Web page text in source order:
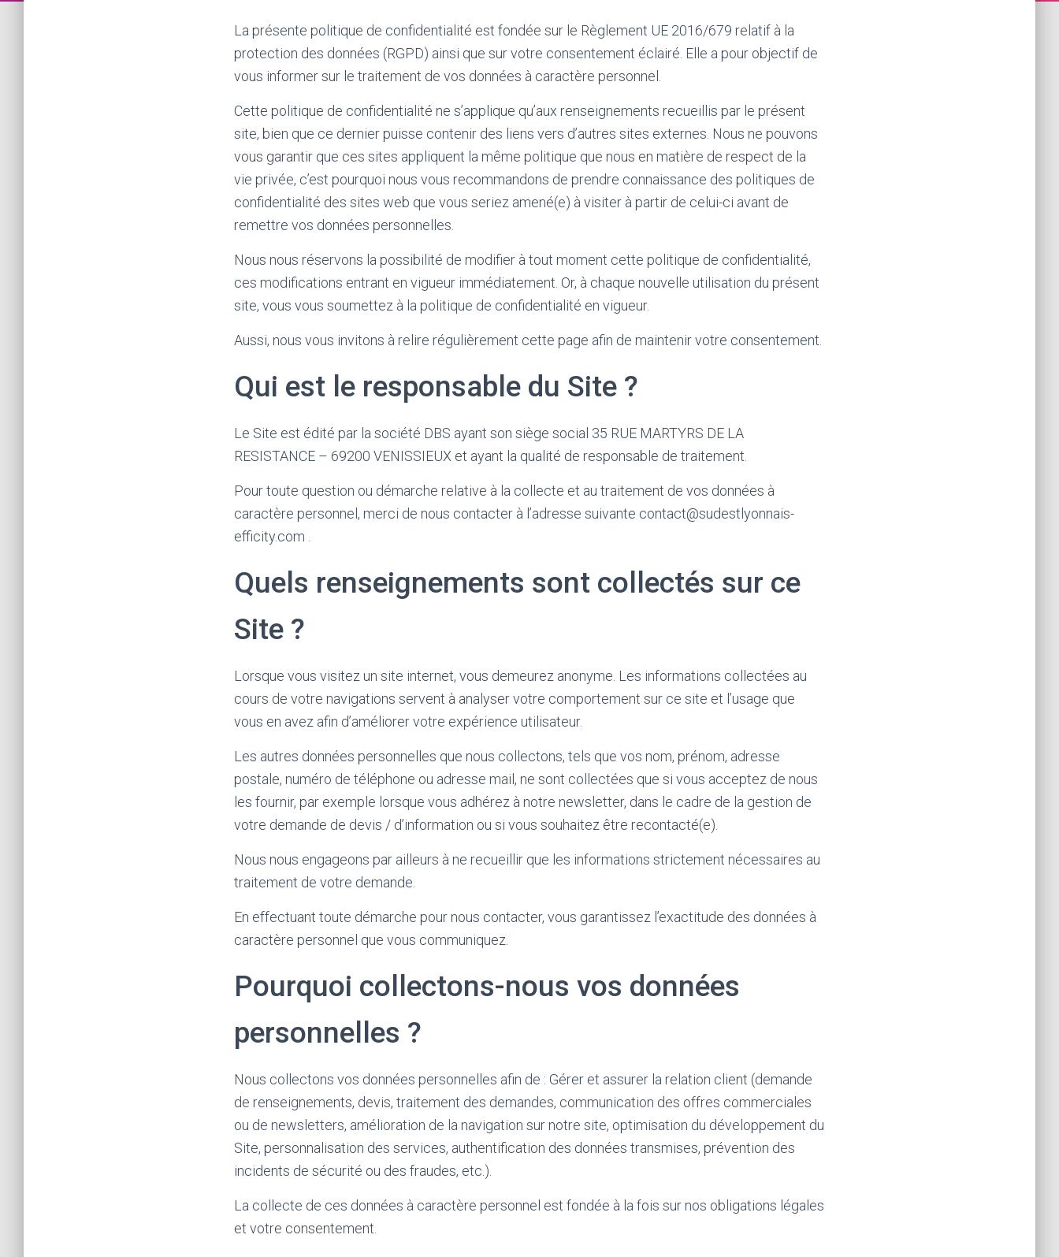
La présente politique de confidentialité est fondée sur le Règlement UE 2016/679 relatif à la
protection des données (RGPD) ainsi que sur votre consentement éclairé. Elle a pour objectif de
vous informer sur le traitement de vos données à caractère personnel.
Cette politique de confidentialité ne s’applique qu’aux renseignements recueillis par le présent
site, bien que ce dernier puisse contenir des liens vers d’autres sites externes. Nous ne pouvons
vous garantir que ces sites appliquent la même politique que nous en matière de respect de la
vie privée, c’est pourquoi nous vous recommandons de prendre connaissance des politiques de
confidentialité des sites web que vous seriez amené(e) à visiter à partir de celui-ci avant de
remettre vos données personnelles.
Nous nous réservons la possibilité de modifier à tout moment cette politique de confidentialité,
ces modifications entrant en vigueur immédiatement. Or, à chaque nouvelle utilisation du présent
site, vous vous soumettez à la politique de confidentialité en vigueur.
Aussi, nous vous invitons à relire régulièrement cette page afin de maintenir votre consentement.
Qui est le responsable du Site ?
Le Site est édité par la société DBS ayant son siège social 35 RUE MARTYRS DE LA
RESISTANCE – 69200 VENISSIEUX et ayant la qualité de responsable de traitement.
Pour toute question ou démarche relative à la collecte et au traitement de vos données à
caractère personnel, merci de nous contacter à l’adresse suivante contact@sudestlyonnais-
efficity.com .
Quels renseignements sont collectés sur ce
Site ?
Lorsque vous visitez un site internet, vous demeurez anonyme. Les informations collectées au
cours de votre navigations servent à analyser votre comportement sur ce site et l’usage que
vous en avez afin d’améliorer votre expérience utilisateur.
Les autres données personnelles que nous collectons, tels que vos nom, prénom, adresse
postale, numéro de téléphone ou adresse mail, ne sont collectées que si vous acceptez de nous
les fournir, par exemple lorsque vous adhérez à notre newsletter, dans le cadre de la gestion de
votre demande de devis / d’information ou si vous souhaitez être recontacté(e).
Nous nous engageons par ailleurs à ne recueillir que les informations strictement nécessaires au
traitement de votre demande.
En effectuant toute démarche pour nous contacter, vous garantissez l’exactitude des données à
caractère personnel que vous communiquez.
Pourquoi collectons-nous vos données
personnelles ?
Nous collectons vos données personnelles afin de : Gérer et assurer la relation client (demande
de renseignements, devis, traitement des demandes, communication des offres commerciales
ou de newsletters, amélioration de la navigation sur notre site, optimisation du développement du
Site, personnalisation des services, authentification des données transmises, prévention des
incidents de sécurité ou des fraudes, etc.).
La collecte de ces données à caractère personnel est fondée à la fois sur nos obligations légales
et votre consentement.